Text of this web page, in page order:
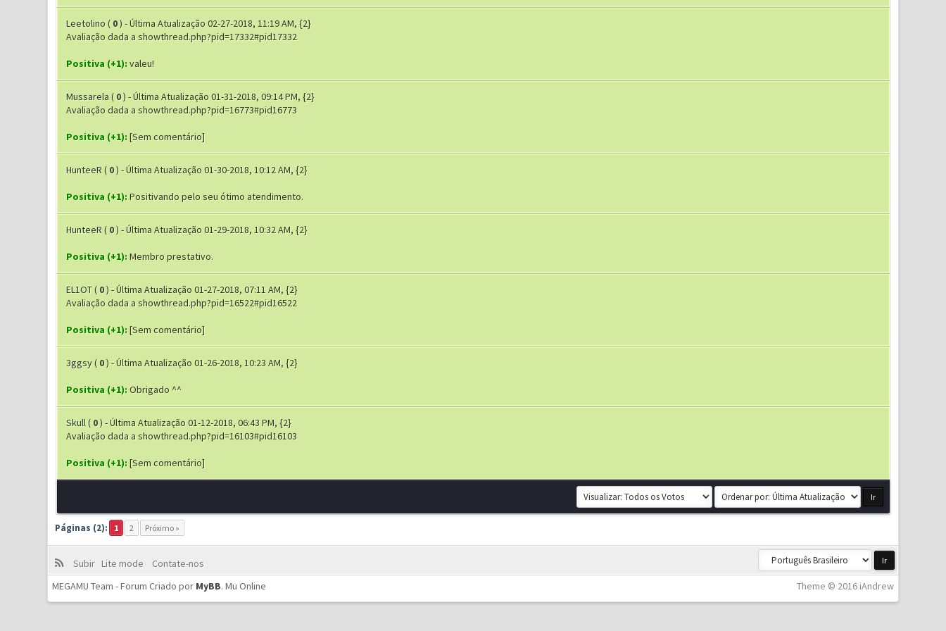
Leetolino ( 0) - Última Atualização 02-27-2018, 11:19 AM, {2}
Avaliação dada a showthread.php?pid=17332#pid17332
Positiva (+1): valeu!
Mussarela ( 0) - Última Atualização 01-31-2018, 09:14 PM, {2}
Avaliação dada a showthread.php?pid=16773#pid16773
Positiva (+1): [Sem comentário]
HunteeR( 0) - Última Atualização 01-30-2018, 10:12 AM, {2}
Positiva (+1): Positivando pelo seu ótimo atendimento.
HunteeR( 0) - Última Atualização 01-29-2018, 10:32 AM, {2}
Positiva (+1): Membro prestativo.
EL1OT( 0) - Última Atualização 01-27-2018, 07:11 AM, {2}
Avaliação dada a showthread.php?pid=16522#pid16522
Positiva (+1): [Sem comentário]
3ggsy( 0) - Última Atualização 01-26-2018, 10:23 AM, {2}
Positiva (+1): Obrigado ^^
Skull( 0) - Última Atualização 01-12-2018, 06:43 PM, {2}
Avaliação dada a showthread.php?pid=16103#pid16103
Positiva (+1): [Sem comentário]
Páginas (2): 1 2 Próximo »
Subir Lite mode
Contate-nos
Theme © 2016 iAndrew
MEGAMU Team - Forum Criado por MyBB.Mu Online